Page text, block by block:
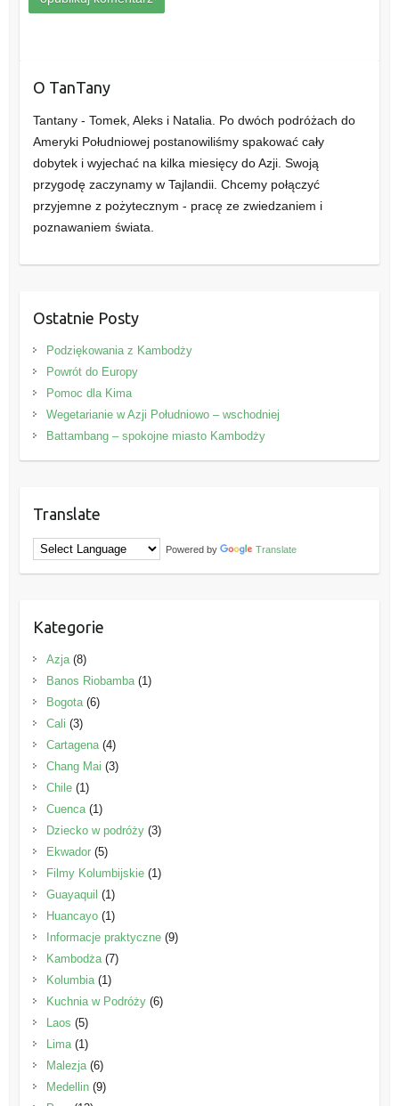
O TanTany
Tantany - Tomek, Aleks i Natalia. Po dwóch podróżach do
Ameryki Południowej postanowiliśmy spakować cały
dobytek i wyjechać na kilka miesięcy do Azji. Swoją
przygodę zaczynamy w Tajlandii. Chcemy połączyć
przyjemne z pożytecznym - pracę ze zwiedzaniem i
poznawaniem świata.
Ostatnie Posty
Podziękowania z Kambodży
Powrót do Europy
Pomoc dla Kima
Wegetarianie w Azji Południowo – wschodniej
Battambang – spokojne miasto Kambodży
Translate
Powered by Translate
Kategorie
Azja(8)
Banos Riobamba(1)
Bogota(6)
Cali (3)
Cartagena(4)
Chang Mai (3)
Chile(1)
Cuenca(1)
Dziecko w podróży(3)
Ekwador(5)
Filmy Kolumbijskie(1)
Guayaquil (1)
Huancayo(1)
Informacje praktyczne(9)
Kambodża(7)
Kolumbia(1)
Kuchnia w Podróży(6)
Laos (5)
Lima(1)
Malezja(6)
Medellin(9)